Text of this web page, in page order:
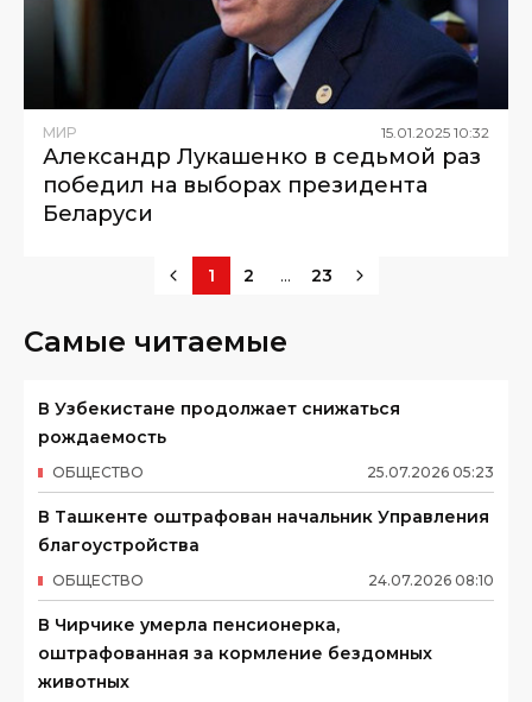
МИР 15 01 2025 10:32
Александр Лукашенко в седьмой раз
победил на выборах президента
Беларуси
1 2 ... 23
Самые читаемые
В Узбекистане продолжает снижаться
рождаемость
25.07.2026 05:23
ОБЩЕСТВО
В Ташкенте оштрафован начальник Управления
благоустройства
24.07.2026 08:10
ОБЩЕСТВО
В Чирчике умерла пенсионерка,
оштрафованная за кормление бездомных
животных